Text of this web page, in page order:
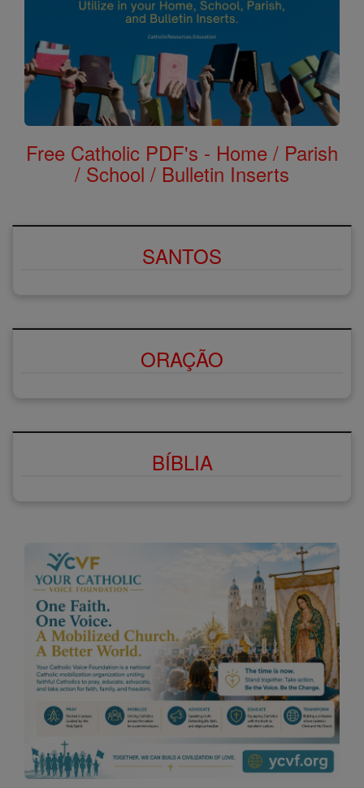
Free Catholic PDF's - Home / Parish
/ School / Bulletin Inserts
SANTOS
ORAÇÃO
BÍBLIA